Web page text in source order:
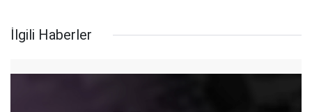
İlgili Haberler